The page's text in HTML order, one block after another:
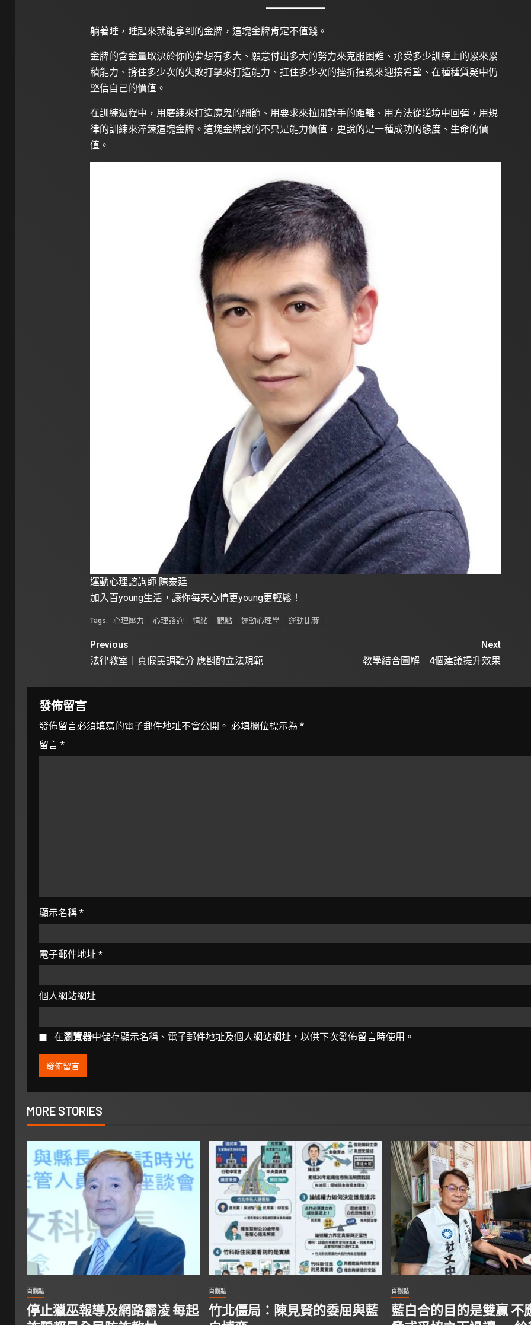
躺著睡，睡起來就能拿到的金牌，這塊金牌肯定不值錢。
金牌的含金量取決於你的夢想有多大、願意付出多大的努力來克服困難、承受多少訓練上的累來累
積能力、撐住多少次的失敗打擊來打造能力、扛住多少次的挫折摧毀來迎接希望、在種種質疑中仍
堅信自己的價值。
在訓練過程中，用磨練來打造魔鬼的細節、用要求來拉開對手的距離、用方法從逆境中回彈，用規
律的訓練來淬鍊這塊金牌。這塊金牌說的不只是能力價值，更說的是一種成功的態度、生命的價
值。
運動心理諮詢師 陳泰廷
加入 百young生活，讓你每天心情更young更輕鬆！
Tags: 心理壓力 心理諮詢 情緒 觀點 運動心理學 運動比賽
Previous
法律教室｜真假民調難分 應斟酌立法規範
Next
教學結合圖解 4個建議提升效果
發佈留言
發佈留言必須填寫的電子郵件地址不會公開。 必填欄位標示為 *
留言 *
顯示名稱 *
電子郵件地址 *
個人網站網址
在瀏覽器中儲存顯示名稱、電子郵件地址及個人網站網址，以供下次發佈留言時使用。
MORE STORIES
百觀點
停止獵巫報導及網路霸凌 每起
百觀點
竹北僵局：陳見賢的委屈與藍
百觀點
藍白合的目的是雙贏 不